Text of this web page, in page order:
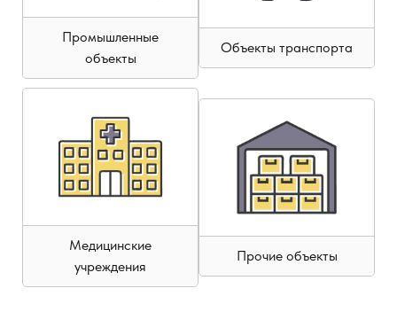
Промышленные
объекты
Объекты транспорта
Медицинские
учреждения
Прочие объекты